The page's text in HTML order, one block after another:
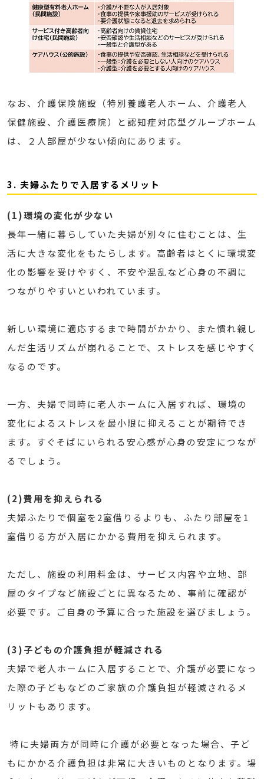
なお、介護保険施設（特別養護老人ホーム、介護老人
保健施設、介護医療院）と認知症対応型グループホーム
は、２人部屋が少ない傾向にあります。
3. 夫婦ふたりで入居するメリット
(1)環境の変化が少ない
長年一緒に暮らしていた夫婦が別々に住むことは、生
活に大きな変化をもたらします。高齢者はとくに環境変
化の影響を受けやすく、不安や混乱など心身の不調に
つながりやすいといわれています。
新しい環境に適応するまで時間がかかり、また慣れ親し
んだ生活リズムが崩れることで、ストレスを感じやすく
なるのです。
一方、夫婦で同時に老人ホームに入居すれば、環境の
変化によるストレスを最小限に抑えることが期待でき
ます。すぐそばにいられる安心感が心身の安定につなが
るでしょう。
(2)費用を抑えられる
夫婦ふたりで個室を2室借りるよりも、ふたり部屋を1
室借りる方が入居にかかる費用を抑えられます。
ただし、施設の利用料金は、サービス内容や立地、部
屋のタイプなど施設ごとに異なるため、事前に確認が
必要です。ご自身の予算に合った施設を選びましょう。
(3)子どもの介護負担が軽減される
夫婦で老人ホームに入居することで、介護が必要になっ
た際の子どもなどのご家族の介護負担が軽減されるメ
リットもあります。
特に夫婦両方が同時に介護が必要となった場合、子ど
もにかかる介護負担は非常に大きいものとなります。場